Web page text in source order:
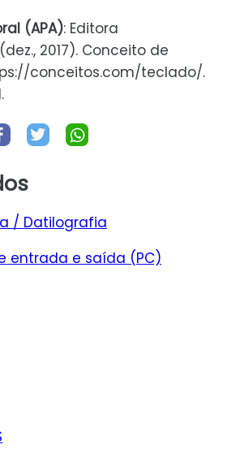
(APA): Editora
2017). Conceito de
conceitos.com/teclado/.
/ Datilografia
entrada e saída (PC)